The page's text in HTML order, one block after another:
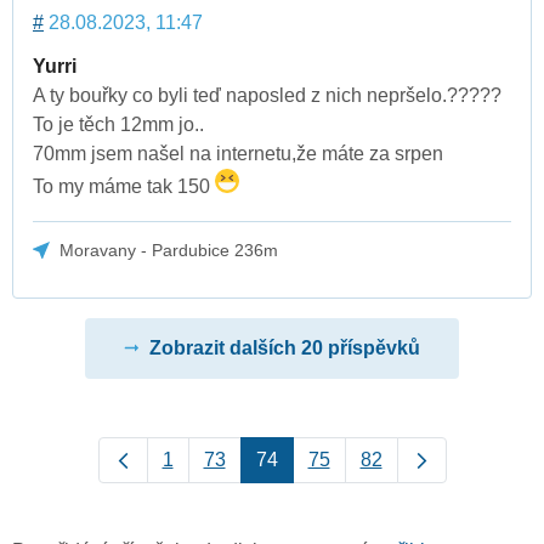
# 28.08.2023, 11:47
Yurri
A ty bouřky co byli teď naposled z nich nepršelo.?????
To je těch 12mm jo..
70mm jsem našel na internetu,že máte za srpen
To my máme tak 150
Moravany - Pardubice 236m
Zobrazit dalších 20 příspěvků
1 73 74 75 82